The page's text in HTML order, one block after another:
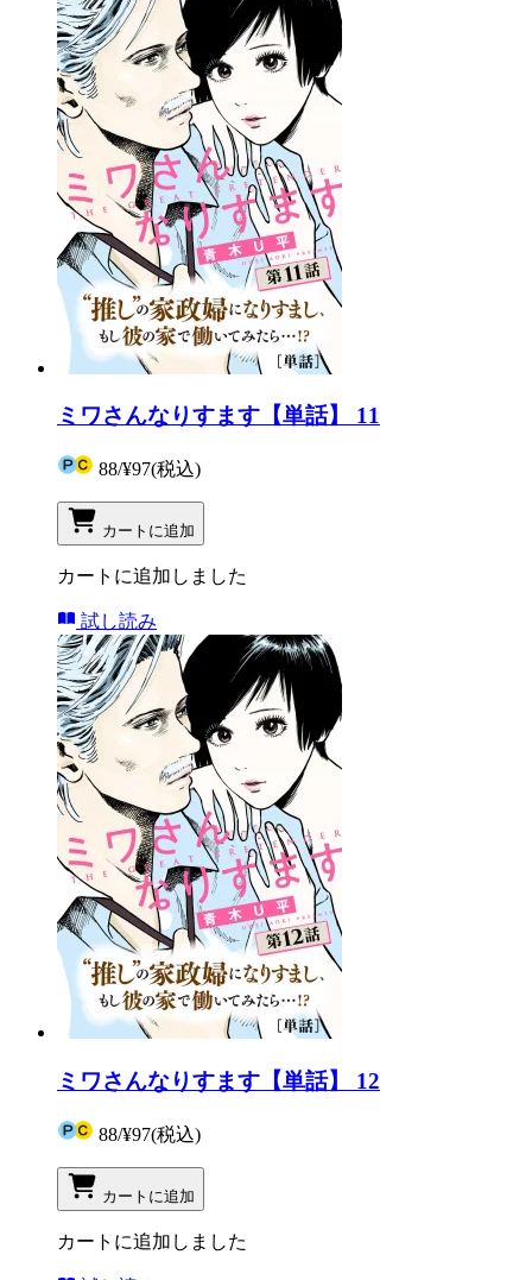
ミワさんなりすます【単話】 11
88/¥97(税込)
カートに追加
カートに追加しました
試し読み
ミワさんなりすます【単話】 12
88/¥97(税込)
カートに追加
カートに追加しました